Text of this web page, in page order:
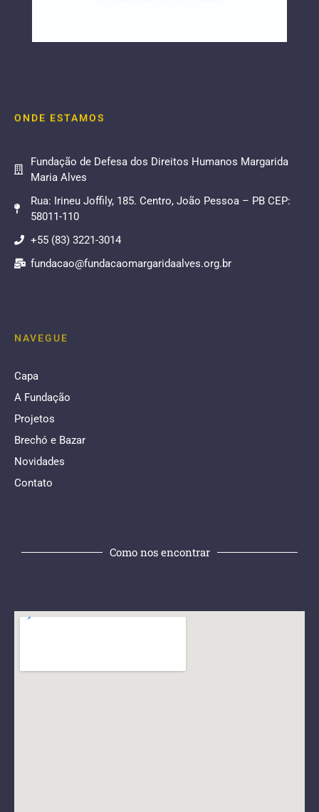
ONDE ESTAMOS
Fundação de Defesa dos Direitos Humanos Margarida
Maria Alves
Rua: Irineu Joffily, 185. Centro, João Pessoa – PB CEP:
58011-110
+55 (83) 3221-3014
fundacao@fundacaomargaridaalves.org.br
NAVEGUE
Capa
A Fundação
Projetos
Brechó e Bazar
Novidades
Contato
Como nos encontrar